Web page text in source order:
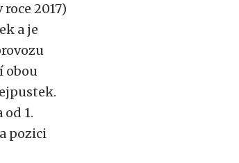
2017)
a je
obou
1.
pozici